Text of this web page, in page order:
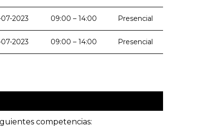
2023 09:00 – 14:00 Presencial
2023 09:00 – 14:00 Presencial
competencias: